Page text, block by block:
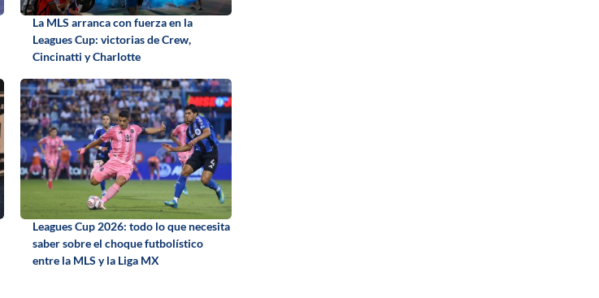
La MLS arranca con fuerza en la
Leagues Cup: victorias de Crew,
Cincinatti y Charlotte
Leagues Cup 2026: todo lo que necesita
saber sobre el choque futbolístico
entre la MLS y la Liga MX